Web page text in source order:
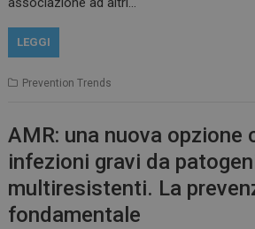
LEGGI
Prevention Trends
AMR: una nuova opzione
infezioni gravi da
multiresistenti. La
fondamentale
CookieScriptConsent